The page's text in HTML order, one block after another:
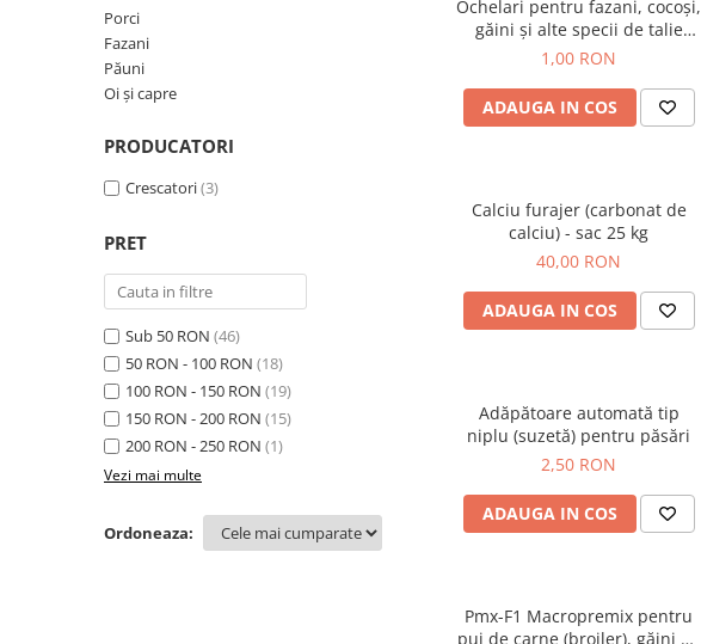
Porci
Fazani
Păuni
Oi şi capre
PRODUCATORI
Crescatori(3)
PRET
Sub 50 RON (46)
50 RON - 100 RON (18)
100 RON - 150 RON (19)
150 RON - 200 RON (15)
200 RON - 250 RON (1)
Vezi mai multe
Ordoneaza:
Ochelari pentru fazani, cocoşi,
găini şi alte specii de talie
medie
1,00 RON
ADAUGA IN COS
Calciu furajer (carbonat de
calciu) - sac 25 kg
40,00 RON
ADAUGA IN COS
Adăpătoare automată tip
niplu (suzetă) pentru păsări
2,50 RON
ADAUGA IN COS
Pmx-F1 Macropremix pentru
pui de carne (broiler), găini de